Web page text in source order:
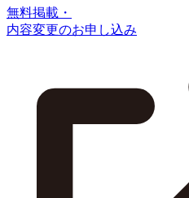
無料掲載・
内容変更のお申し込み